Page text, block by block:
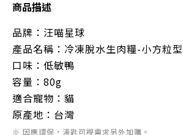
商品描述
品牌： 汪喵星球
產品名稱： 冷凍脫水生肉糧-小方粒型
口味： 低敏鴨
容量：80g
適合寵物：貓
原產地： 台灣
※ 因應環保，湯匙可視需求另外加購。